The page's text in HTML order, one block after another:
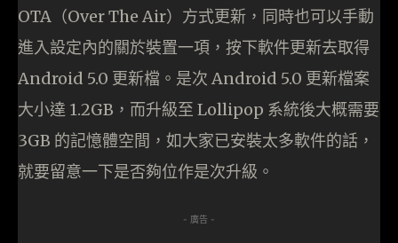
OTA（Over The Air）方式更新，同時也可以手動
進入設定內的關於裝置一項，按下軟件更新去取得
Android 5.0 更新檔。是次 Android 5.0 更新檔案
大小達 1.2GB，而升級至 Lollipop 系統後大概需要
3GB 的記憶體空間，如大家已安裝太多軟件的話，
就要留意一下是否夠位作是次升級。
- 廣告 -